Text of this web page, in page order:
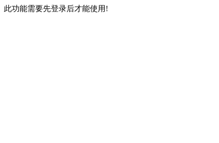
此功能需要先登录后才能使用!